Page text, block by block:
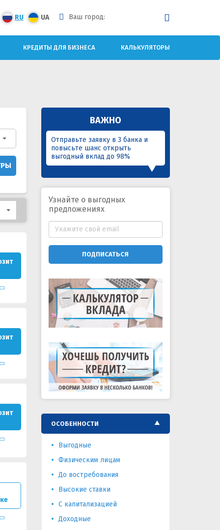
RU UA Ваш город:
КРЕДИТЫ ДЛЯ БИЗНЕСА КАЛЬКУЛЯТОРЫ
ВАЖНО
Отправьте заявку в 3 банка и
повысьте шанс открыть
выгодный вклад до 98%
Узнайте о выгодных
предложениях
ПОДПИСАТЬСЯ
ОСОБЕННОСТИ
Выгодные
Физическим лицам
До востребования
Высокие ставки
С капитализацией
Доходные